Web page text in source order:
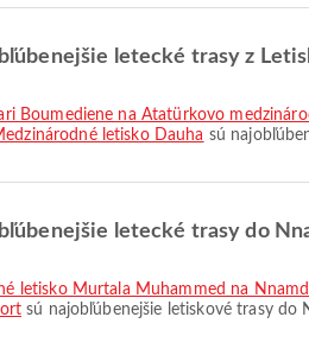
letecké trasy z
Boumediene na Atatürkovo
letisko Dauha sú
letecké trasy do
letisko Murtala Muhammed na
sú najobľúbenejšie letiskové trasy do